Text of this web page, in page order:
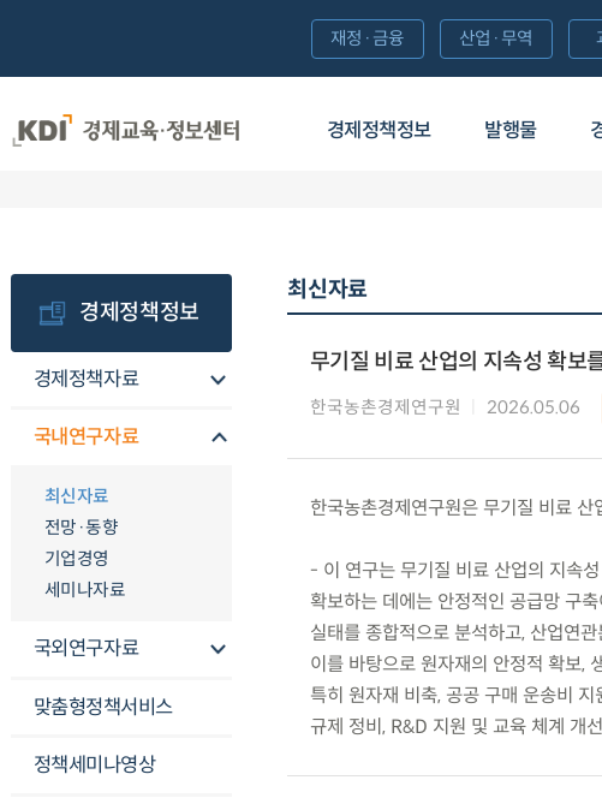
경제정책정보 발행물
재정·금융 산업·무역
경제정책정보
경제정책자료
국내연구자료
최신자료
전망·동향
기업경영
세미나자료
국외연구자료
맞춤형정책서비스
정책세미나영상
최신자료
무기질 비료 산업의 지속성 확보
한국농촌경제연구원 2026.05.06
한국농촌경제연구원은 무기질 비료
- 이 연구는 무기질 비료 산업의 지속
확보하는 데에는 안정적인 공급망 구
실태를 종합적으로 분석하고, 산업연
이를 바탕으로 원자재의 안정적 확보,
특히 원자재 비축, 공공 구매 운송비
규제 정비, R&D 지원 및 교육 체계 개